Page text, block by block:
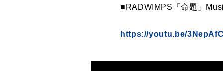
■RADWIMPS「命題」
https://youtu.be/